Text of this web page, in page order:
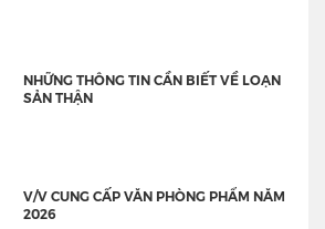
NHỮNG THÔNG TIN CẦN BIẾT VỀ LOẠN
SẢN THẬN
V/V CUNG CẤP VĂN PHÒNG PHẨM NĂM
2026